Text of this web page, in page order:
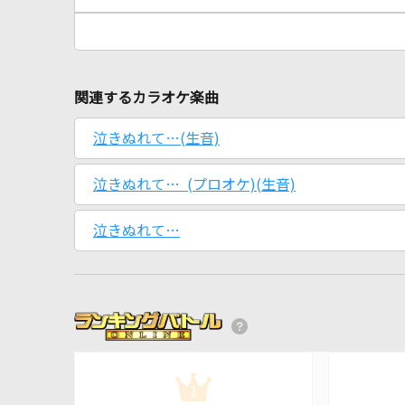
関連するカラオケ楽曲
泣きぬれて…(生音)
泣きぬれて… (プロオケ)(生音)
泣きぬれて…
1